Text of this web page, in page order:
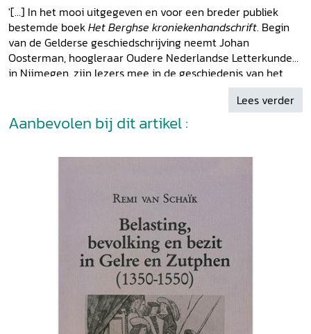
'[…] In het mooi uitgegeven en voor een breder publiek
bestemde boekHet Berghse kroniekenhandschrift. Begin
van de Gelderse geschiedschrijving neemt Johan
Oosterman, hoogleraar Oudere Nederlandse Letterkunde
in Nijmegen, zijn lezers mee in de geschiedenis van het
genre van kronieken en in de inhoud van hetBerghse
in het bijzonder. Mooie foto’s van de
pentekeningen voeren de lezer ook letterlijk het
handschrift in. […]' - Arnoud-Jan Bijsterveld in
Lees verder
Aanbevolen bij dit artikel :